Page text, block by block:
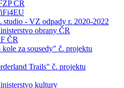
ČR
studio - VZ odpady r. 2020-2022
obrany ČR
ČR
za sousedy" č. projektu
Trails" č. projektu
kultury